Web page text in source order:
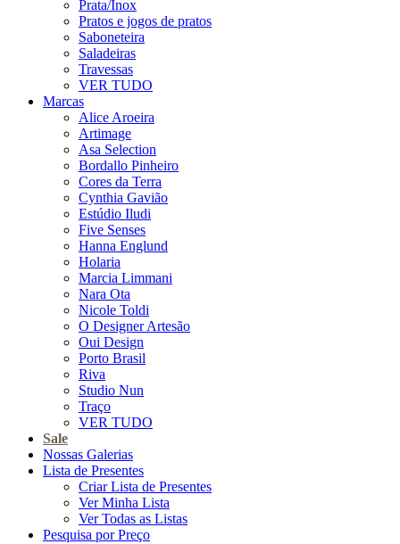
Prata/Inox
Pratos e jogos de pratos
Saboneteira
Saladeiras
Travessas
VER TUDO
Marcas
Alice Aroeira
Artimage
Asa Selection
Bordallo Pinheiro
Cores da Terra
Cynthia Gavião
Estúdio Iludi
Five Senses
Hanna Englund
Holaria
Marcia Limmani
Nara Ota
Nicole Toldi
O Designer Artesão
Oui Design
Porto Brasil
Riva
Studio Nun
Traço
VER TUDO
Sale
Nossas Galerias
Lista de Presentes
Criar Lista de Presentes
Ver Minha Lista
Ver Todas as Listas
Pesquisa por Preço